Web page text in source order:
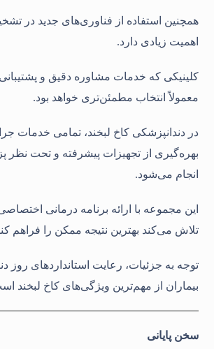
همچنین استفاده از فناوری‌های جدید در
اهمیت زیادی دارد.
کلینیکی که خدمات مشاوره دقیق و پشتیبانی
معمولاً انتخاب مطمئن‌تری خواهد بود.
در دندانپزشکی کاخ لبخند، تمامی خدمات
بهره‌گیری از تجهیزات پیشرفته و تحت
انجام می‌شود.
این مجموعه با ارائه برنامه درمانی اختصاصی
تلاش می‌کند بهترین نتیجه ممکن را فراهم
توجه به جزئیات، رعایت استانداردهای روز
بیماران از مهم‌ترین ویژگی‌های کاخ لبخند
سخن پایانی